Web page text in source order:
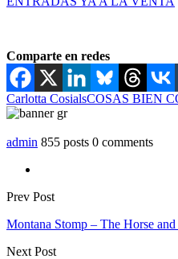
Comparte en redes
Carlotta CosialsCOSAS BIEN
admin 855 posts 0 comments
Prev Post
Montana Stomp – The Horse
Next Post